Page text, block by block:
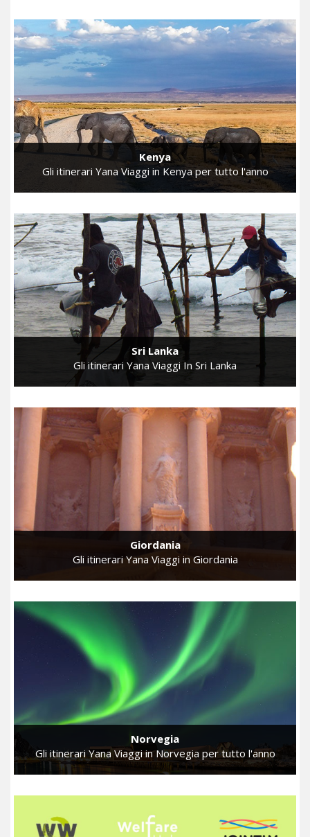
Kenya
Gli itinerari Yana Viaggi in Kenya per tutto l'anno
Sri Lanka
Gli itinerari Yana Viaggi In Sri Lanka
Giordania
Gli itinerari Yana Viaggi in Giordania
Norvegia
Gli itinerari Yana Viaggi in Norvegia per tutto l'anno